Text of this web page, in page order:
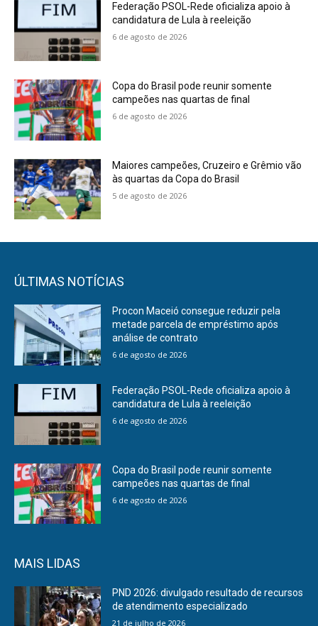
Federação PSOL-Rede oficializa apoio à
candidatura de Lula à reeleição
6 de agosto de 2026
Copa do Brasil pode reunir somente
campeões nas quartas de final
6 de agosto de 2026
Maiores campeões, Cruzeiro e Grêmio vão
às quartas da Copa do Brasil
5 de agosto de 2026
ÚLTIMAS NOTÍCIAS
Procon Maceió consegue reduzir pela
metade parcela de empréstimo após
análise de contrato
6 de agosto de 2026
Federação PSOL-Rede oficializa apoio à
candidatura de Lula à reeleição
6 de agosto de 2026
Copa do Brasil pode reunir somente
campeões nas quartas de final
6 de agosto de 2026
MAIS LIDAS
PND 2026: divulgado resultado de recursos
de atendimento especializado
21 de julho de 2026